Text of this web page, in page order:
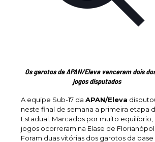
Os garotos da APAN/Eleva venceram dois
jogos disputados
A equipe Sub-17 da APAN/Eleva
neste final de semana a primeira etapa
Estadual. Marcados por muito equilíbrio,
jogos ocorreram na Elase de
Foram duas vitórias dos garotos da base